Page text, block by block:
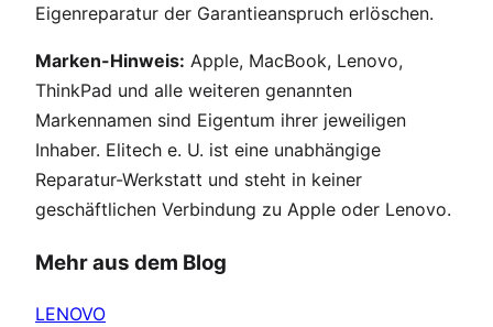
Eigenreparatur der Garantieanspruch erlöschen.
Marken-Hinweis: Apple, MacBook, Lenovo,
ThinkPad und alle weiteren genannten
Markennamen sind Eigentum ihrer jeweiligen
Inhaber. Elitech e. U. ist eine unabhängige
Reparatur-Werkstatt und steht in keiner
geschäftlichen Verbindung zu Apple oder Lenovo.
Mehr aus dem Blog
LENOVO